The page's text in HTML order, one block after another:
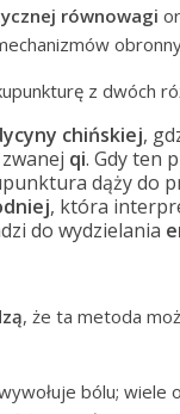
równowagi
z dwóch
chińskiej,
qi. Gdy ten
dąży do
, która
do wydzielania
, że ta metoda
bólu; wiele